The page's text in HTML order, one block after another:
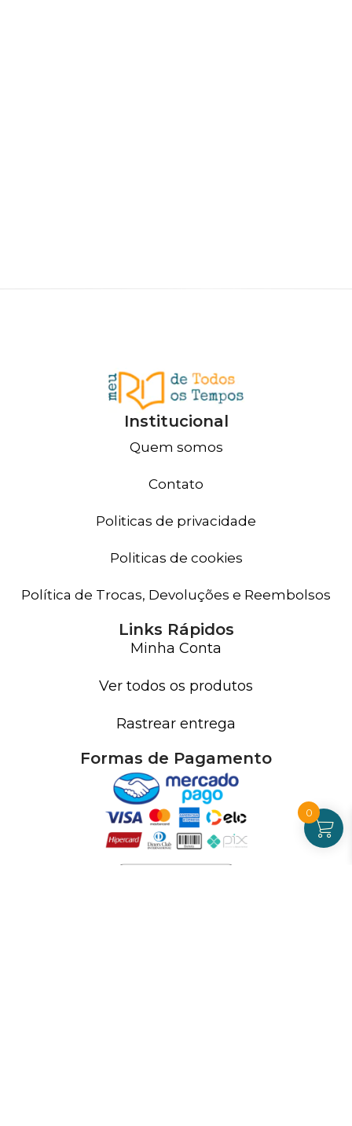
Institucional
Quem somos
Contato
Politicas de privacidade
Politicas de cookies
Política de Trocas, Devoluções e Reembolsos
Links Rápidos
Minha Conta
Ver todos os produtos
Rastrear entrega
Formas de Pagamento
0